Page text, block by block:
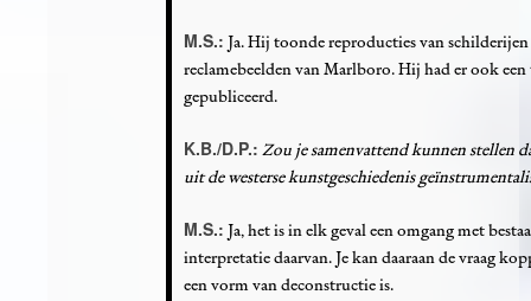
M.S.: Ja. Hij toonde reproducties van
reclamebeelden van Marlboro. Hij had er ook
gepubliceerd.
K.B./D.P.: Zou je samenvattend kunnen stellen
uit de westerse kunstgeschiedenis
M.S.: Ja, het is in elk geval een omgang met
interpretatie daarvan. Je kan daaraan de vraag
een vorm van deconstructie is.